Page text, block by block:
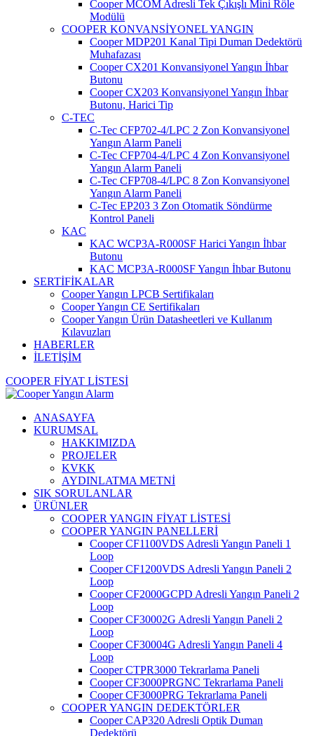
Cooper MCOM Adresli Tek Çıkışlı Mini Röle
Modülü
COOPER KONVANSİYONEL YANGIN
Cooper MDP201 Kanal Tipi Duman Dedektörü
Muhafazası
Cooper CX201 Konvansiyonel Yangın İhbar
Butonu
Cooper CX203 Konvansiyonel Yangın İhbar
Butonu, Harici Tip
C-TEC
C-Tec CFP702-4/LPC 2 Zon Konvansiyonel
Yangın Alarm Paneli
C-Tec CFP704-4/LPC 4 Zon Konvansiyonel
Yangın Alarm Paneli
C-Tec CFP708-4/LPC 8 Zon Konvansiyonel
Yangın Alarm Paneli
C-Tec EP203 3 Zon Otomatik Söndürme
Kontrol Paneli
KAC
KAC WCP3A-R000SF Harici Yangın İhbar
Butonu
KAC MCP3A-R000SF Yangın İhbar Butonu
SERTİFİKALAR
Cooper Yangın LPCB Sertifikaları
Cooper Yangın CE Sertifikaları
Cooper Yangın Ürün Datasheetleri ve Kullanım
Kılavuzları
HABERLER
İLETİŞİM
COOPER FİYAT LİSTESİ
ANASAYFA
KURUMSAL
HAKKIMIZDA
PROJELER
KVKK
AYDINLATMA METNİ
SIK SORULANLAR
ÜRÜNLER
COOPER YANGIN FİYAT LİSTESİ
COOPER YANGIN PANELLERİ
Cooper CF1100VDS Adresli Yangın Paneli 1
Loop
Cooper CF1200VDS Adresli Yangın Paneli 2
Loop
Cooper CF2000GCPD Adresli Yangın Paneli 2
Loop
Cooper CF30002G Adresli Yangın Paneli 2
Loop
Cooper CF30004G Adresli Yangın Paneli 4
Loop
Cooper CTPR3000 Tekrarlama Paneli
Cooper CF3000PRGNC Tekrarlama Paneli
Cooper CF3000PRG Tekrarlama Paneli
COOPER YANGIN DEDEKTÖRLER
Cooper CAP320 Adresli Optik Duman
Dedektörü